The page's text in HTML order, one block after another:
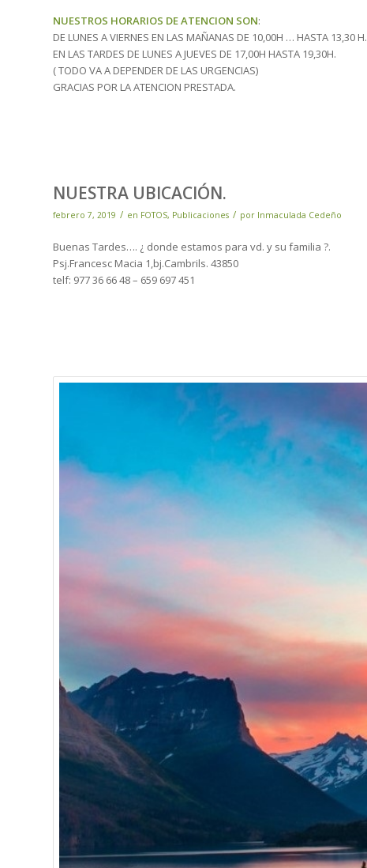
NUESTROS HORARIOS DE ATENCION SON:
DE LUNES A VIERNES EN LAS MAÑANAS DE 10,00H … HASTA 13,30 H.
EN LAS TARDES DE LUNES A JUEVES DE 17,00H HASTA 19,30H.
( TODO VA A DEPENDER DE LAS URGENCIAS)
GRACIAS POR LA ATENCION PRESTADA.
NUESTRA UBICACIÓN.
febrero 7, 2019 / en FOTOS, Publicaciones / por Inmaculada Cedeño
Buenas Tardes…. ¿ donde estamos para vd. y su familia ?.
Psj.Francesc Macia 1,bj.Cambrils. 43850
telf: 977 36 66 48 – 659 697 451